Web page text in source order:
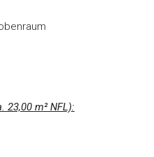
23,00 m² NFL):